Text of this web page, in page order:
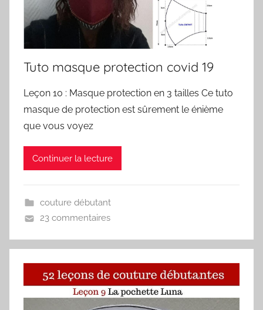
Tuto masque protection covid 19
Leçon 10 : Masque protection en 3 tailles Ce tuto
masque de protection est sûrement le énième
que vous voyez
Continuer la lecture
couture débutant
23 commentaires